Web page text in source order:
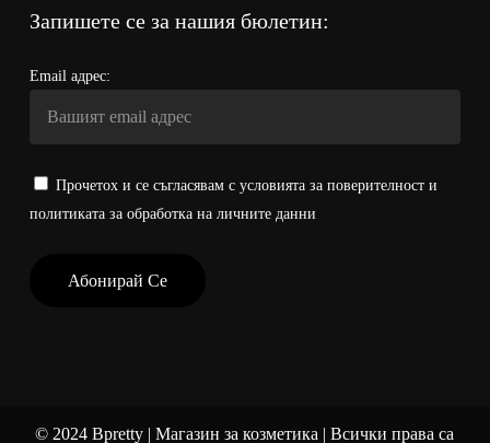
Запишете се за нашия бюлетин:
Email адрес:
Прочетох и се съгласявам с условията за поверителност и
политиката за обработка на личните данни
© 2024 Bpretty | Магазин за козметика | Всички права са